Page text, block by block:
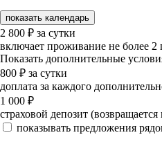
показать календарь
2 800 ₽ за сутки
включает проживание не более 2
Показать дополнительные
800 ₽ за сутки
доплата за каждого
1 000 ₽
страховой депозит (возвращается
показывать предложения